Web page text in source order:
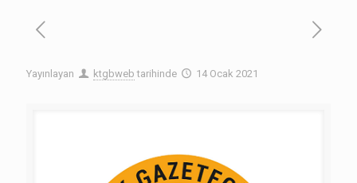
Yayınlayan ktgbweb tarihinde 14 Ocak 2021